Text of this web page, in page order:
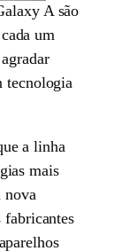
A são
um
tecnologia
a linha
mais
nova
fabricantes